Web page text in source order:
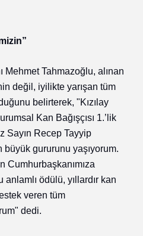
Tahmazoğlu, alınan
değil, iyilikte yarışan tüm
belirterek, "Kızılay
Kan Bağışçısı 1.’lik
Sayın Recep Tayyip
büyük gururunu yaşıyorum.
Cumhurbaşkanımıza
anlamlı ödülü, yıllardır kan
veren tüm
dedi.